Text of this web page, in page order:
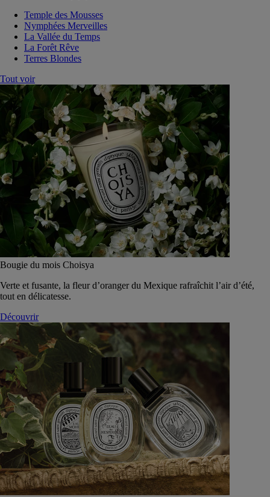
Temple des Mousses
Nymphées Merveilles
La Vallée du Temps
La Forêt Rêve
Terres Blondes
Tout voir
Bougie du mois Choisya
Verte et fusante, la fleur d’oranger du Mexique rafraîchit l’air d’été,
tout en délicatesse.
Découvrir